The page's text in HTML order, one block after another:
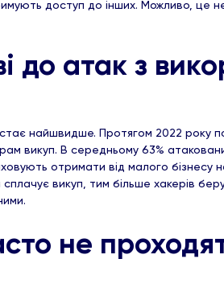
доступ до інших. Можливо, це
до атак з
найшвидше. Протягом 2022 року
викуп. В середньому 63%
отримати від малого бізнесу
викуп, тим більше хакерів
не